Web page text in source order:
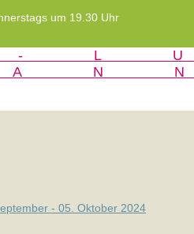
um 19.30 Uhr
- 05. Oktober 2024